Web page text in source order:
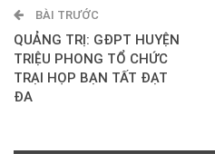
E-mail
BÀI TRƯỚC
QUẢNG TRỊ: GĐPT HUYỆN
TRIỆU PHONG TỔ CHỨC
TRẠI HỌP BẠN TẤT ĐẠT
ĐA